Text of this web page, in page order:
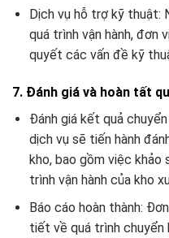
Dịch vụ hỗ trợ kỹ thuật:
quá trình vận hành, đơn
quyết các vấn đề kỹ
7. Đánh giá và hoàn tất
Đánh giá kết quả
dịch vụ sẽ tiến hành
kho, bao gồm việc khảo
trình vận hành của kho
Báo cáo hoàn thành:
tiết về quá trình chuyển